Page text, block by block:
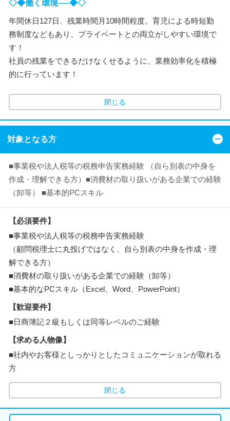
◇◆働く環境──◆◇
年間休日127日、残業時間月10時間程度。育児による時短勤
務制度などもあり、プライベートとの両立がしやすい環境で
す！
社員の残業をできるだけなくせるように、業務効率化を積極
的に行っています！
閉じる
対象となる方
■事業税や法人税等の税務申告実務経験 （自ら別表の中身を
作成・理解できる方）■消費材の取り扱いがある企業での経験
（卸等） ■基本的PCスキル
【必須要件】
■事業税や法人税等の税務申告実務経験
（顧問税理士に丸投げではなく、自ら別表の中身を作成・理
解できる方）
■消費材の取り扱いがある企業での経験（卸等）
■基本的なPCスキル（Excel、Word、PowerPoint）
【歓迎要件】
■日商簿記２級もしくは同等レベルのご経験
【求める人物像】
■社内やお客様としっかりとしたコミュニケーションが取れる
方
閉じる